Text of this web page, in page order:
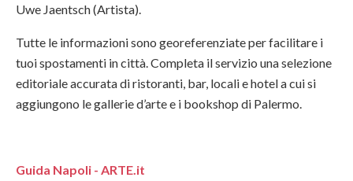
Uwe Jaentsch (Artista).
Tutte le informazioni sono georeferenziate per facilitare i
tuoi spostamenti in città. Completa il servizio una selezione
editoriale accurata di ristoranti, bar, locali e hotel a cui si
aggiungono le gallerie d’arte e i bookshop di Palermo.
Guida Napoli - ARTE.it